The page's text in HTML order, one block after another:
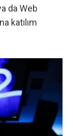
da Web
katılım